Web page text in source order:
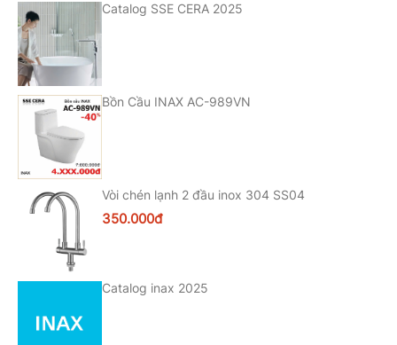
Catalog SSE CERA 2025
Bồn Cầu INAX AC-989VN
Vòi chén lạnh 2 đầu inox 304 SS04
350.000đ
Catalog inax 2025